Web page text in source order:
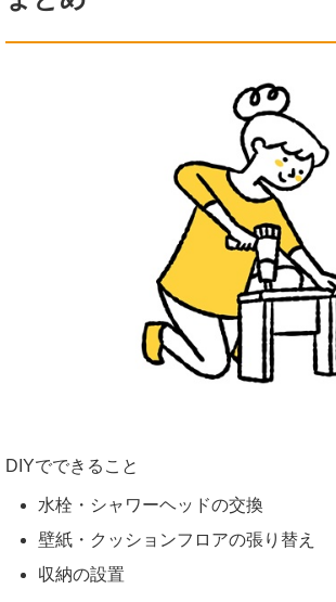
DIYでできること
水栓・シャワーヘッドの交換
壁紙・クッションフロアの張り替え
収納の設置